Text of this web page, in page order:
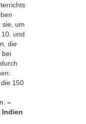
sie, um
und
die
bei
150
–
Indien